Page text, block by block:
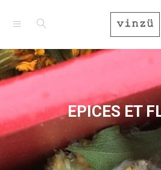
EPICES ET